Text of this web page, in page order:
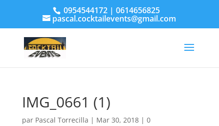
0954544172 | 0614656825
pascal.cocktailevents@gmail.com
IMG_0661 (1)
par Pascal Torrecilla | Mar 30, 2018| 0